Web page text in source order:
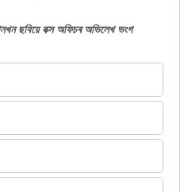
ছবিয়ে বক্স অফিচৰ অভিলেখ ভংগ